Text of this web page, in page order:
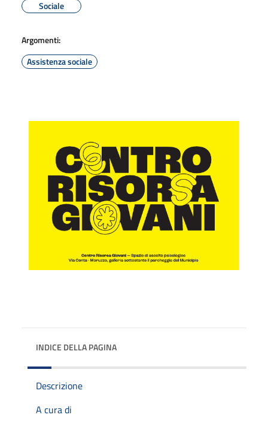
Sociale
Argomenti:
Assistenza sociale
INDICE DELLA PAGINA
Descrizione
A cura di